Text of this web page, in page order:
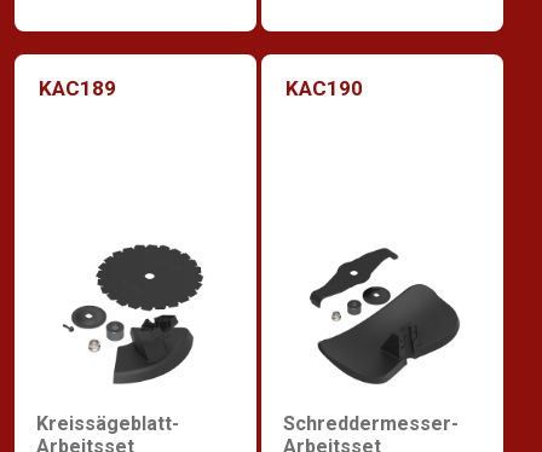
KAC189
Kreissägeblatt-
Arbeitsset
KAC190
Schreddermesser-
Arbeitsset